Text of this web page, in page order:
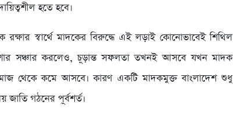
হতে হবে।
রক্ষার স্বার্থে মাদকের বিরুদ্ধে এই লড়াই কোনোভাবেই শিথিল
সঞ্চার করলেও, চূড়ান্ত সফলতা তখনই আসবে যখন মাদক
থেকে কমে আসবে। কারণ একটি মাদকমুক্ত বাংলাদেশ শুধু
জাতি গঠনের পূর্বশর্ত।